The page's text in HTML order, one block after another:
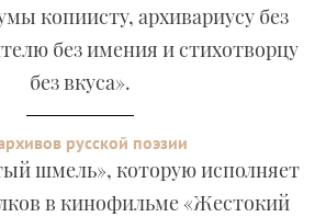
копиисту, архивариусу без
без имения и стихотворцу
без вкуса».
русской поэзии
шмель», которую исполняет
в кинофильме «Жестокий